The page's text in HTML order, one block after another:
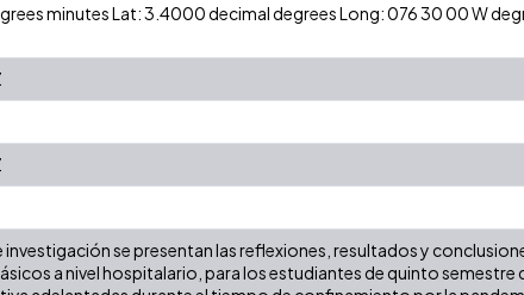
minutes Lat: 3.4000 decimal degrees Long: 076 30 00 W
se presentan las reflexiones, resultados y
a nivel hospitalario, para los estudiantes de quinto semestre